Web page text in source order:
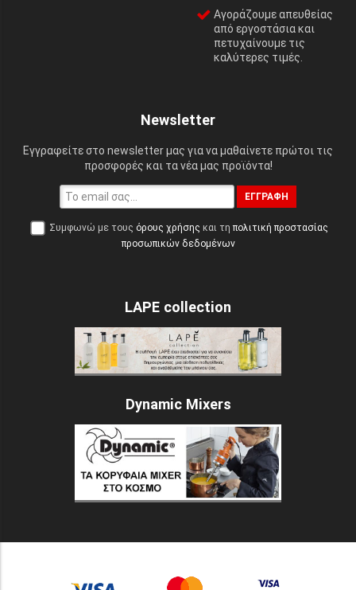
Αγοράζουμε απευθείας
από εργοστάσια και
πετυχαίνουμε τις
καλύτερες τιμές.
Newsletter
Εγγραφείτε στο newsletter μας για να μαθαίνετε πρώτοι τις
προσφορές και τα νέα μας προϊόντα!
ΕΓΓΡΑΦΉ
Συμφωνώ με τους όρους χρήσης και τη πολιτική προστασίας
προσωπικών δεδομένων
LAPE collection
Dynamic Mixers